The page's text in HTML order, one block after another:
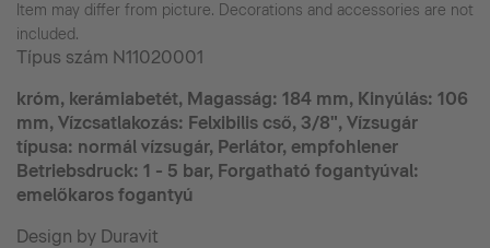
Item may differ from picture. Decorations and accessories are not
included.
Típus szám N11020001
króm, kerámiabetét, Magasság: 184 mm, Kinyúlás: 106
mm, Vízcsatlakozás: Felxibilis cső, 3/8", Vízsugár
típusa: normál vízsugár, Perlátor, empfohlener
Betriebsdruck: 1 - 5 bar, Forgatható fogantyúval:
emelőkaros fogantyú
Design by Duravit